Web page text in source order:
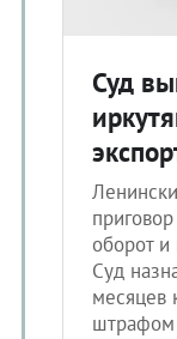
Суд
оборот и
Суд
месяцев